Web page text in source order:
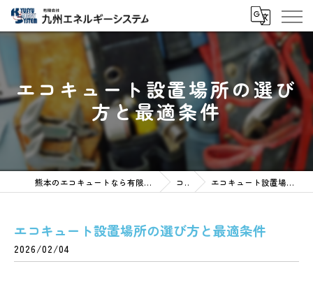
エコキュート設置場所の選び
方と最適条件
熊本のエコキュートなら有限会社九州エネルギーシステム コラム エコキュート設置場所の選び方と最適条件
エコキュート設置場所の選び方と最適条件
2026/02/04